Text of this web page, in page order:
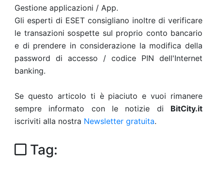
Gestione applicazioni / App.
Gli esperti di ESET consigliano inoltre di verificare
le transazioni sospette sul proprio conto bancario
e di prendere in considerazione la modifica della
password di accesso / codice PIN dell'Internet
banking.
Se questo articolo ti è piaciuto e vuoi rimanere
sempre informato con le notizie di BitCity.it
iscriviti alla nostra Newsletter gratuita.
Tag: